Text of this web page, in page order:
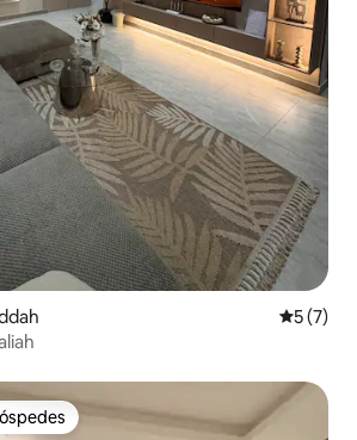
5 de
5 (7)
preferidos dos hóspedes